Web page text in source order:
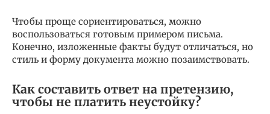
Чтобы проще сориентироваться, можно
воспользоваться готовым примером письма.
Конечно, изложенные факты будут отличаться, но
стиль и форму документа можно позаимствовать.
Как составить ответ на претензию,
чтобы не платить неустойку?